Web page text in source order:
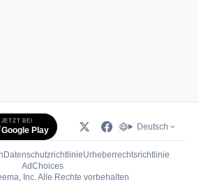
JETZT BEI
Google Play Deutsch
DatenschutzrichtlinieUrheberrechtsrichtlinie
AdChoices(öffnet in neuem Tab)
Inc. Alle Rechte vorbehalten